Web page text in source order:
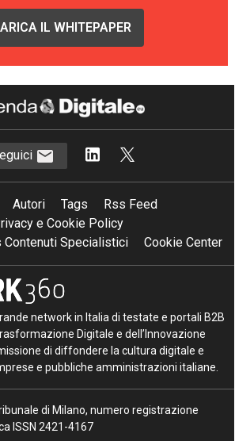
IL WHITEPAPER
Autori Tags
Rss Feed
e Cookie Policy
Contenuti Specialistici
Cookie Center
network in Italia di testate e portali B2B
Digitale e dell’Innovazione
di diffondere la cultura digitale e
e pubbliche amministrazioni italiane.
di Milano, numero registrazione
ISSN 2421-4167